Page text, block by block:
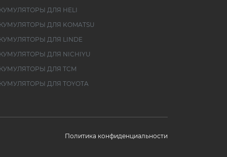
ДЛЯ HELI
ДЛЯ KOMATSU
ДЛЯ LINDE
ДЛЯ NICHIYU
ДЛЯ TCM
ДЛЯ TOYOTA
Политика конфиденциальности